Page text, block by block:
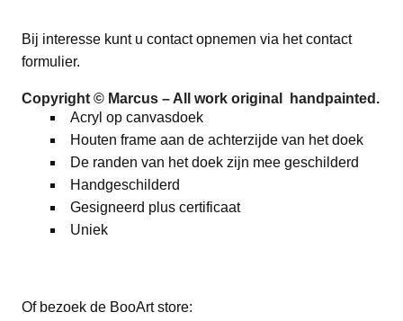
Bij interesse kunt u contact opnemen via het contact
formulier.
Copyright © Marcus – All work original handpainted.
Acryl op canvasdoek
Houten frame aan de achterzijde van het doek
De randen van het doek zijn mee geschilderd
Handgeschilderd
Gesigneerd plus certificaat
Uniek
Of bezoek de BooArt store: